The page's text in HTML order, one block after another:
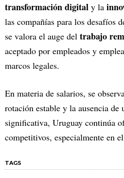
transformación digital y la
las compañías para los desafíos
se valora el auge del trabajo
aceptado por empleados y
marcos legales.
En materia de salarios, se
rotación estable y la ausencia de
significativa, Uruguay continúa
competitivos, especialmente en
TAGS